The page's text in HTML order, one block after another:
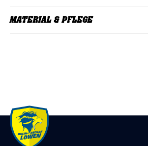
Farbe: Grün
Geschlecht: Herren, Unisex
Kleidungsgröße, bitte beachte die geänderte
MATERIAL & PFLEGE
Nicht bügeln
Nicht weichspülen